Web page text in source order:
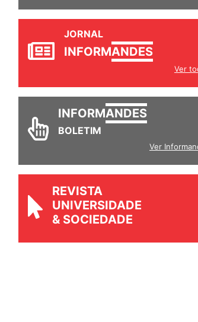
JORNAL
INFORMANDES
Ver
INFORMANDES
BOLETIM
Ver
REVISTA
UNIVERSIDADE
& SOCIEDADE